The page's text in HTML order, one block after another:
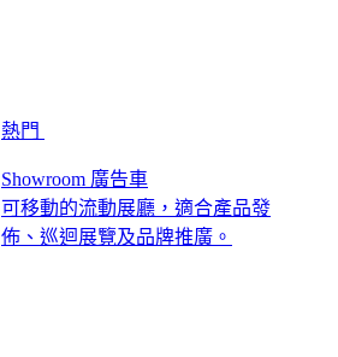
熱門
Showroom 廣告車
可移動的流動展廳，適合產品發
佈、巡迴展覽及品牌推廣。